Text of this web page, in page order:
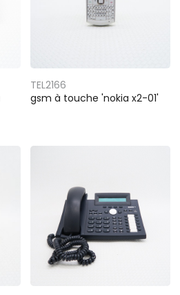
TEL2166
gsm à touche 'nokia x2-01'